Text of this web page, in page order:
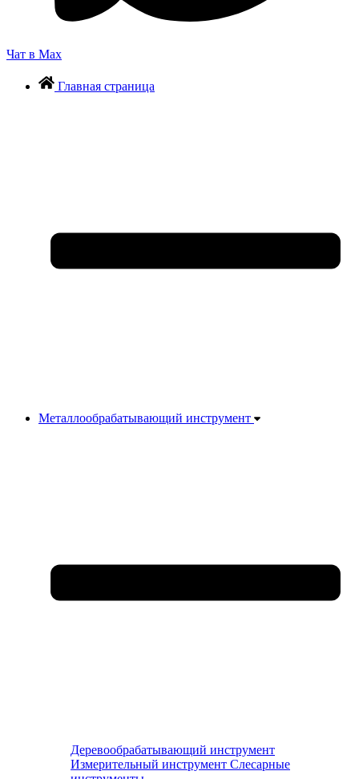
Чат в Max
Главная страница
Металлообрабатывающий инструмент
Деревообрабатывающий инструмент
Измерительный инструмент Слесарные